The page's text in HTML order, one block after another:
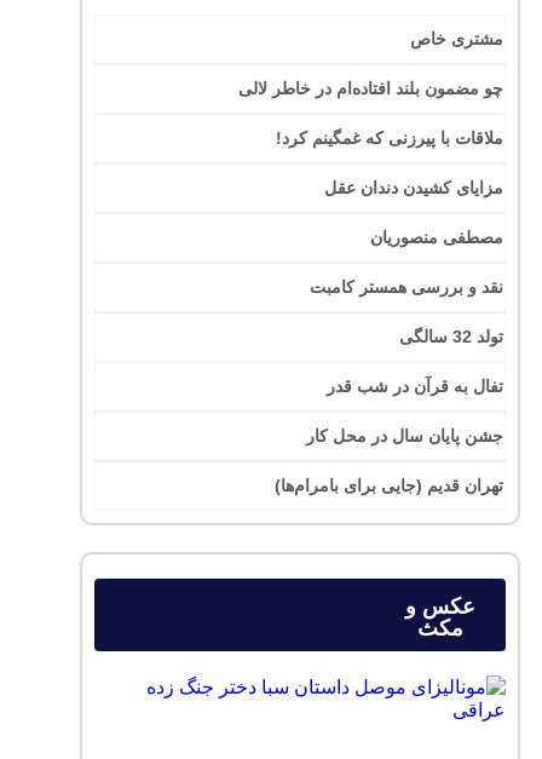
مشتری خاص
چو مضمون بلند افتاده‌ام در خاطر لالی
ملاقات با پیرزنی که غمگینم کرد!
مزایای کشیدن دندان عقل
مصطفی منصوریان
نقد و بررسی همستر کامبت
تولد 32 سالگی
تفال به قرآن در شب قدر
جشن پایان سال در محل کار
تهران قدیم (جایی برای بامرام‌ها)
عکس و
مکث